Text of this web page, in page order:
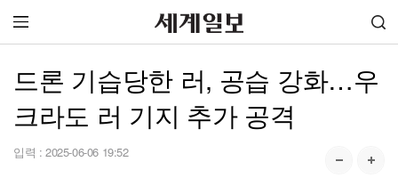
드론 기습당한 러, 공습 강화…우
크라도 러 기지 추가 공격
입력 : 2025-06-06 19:52